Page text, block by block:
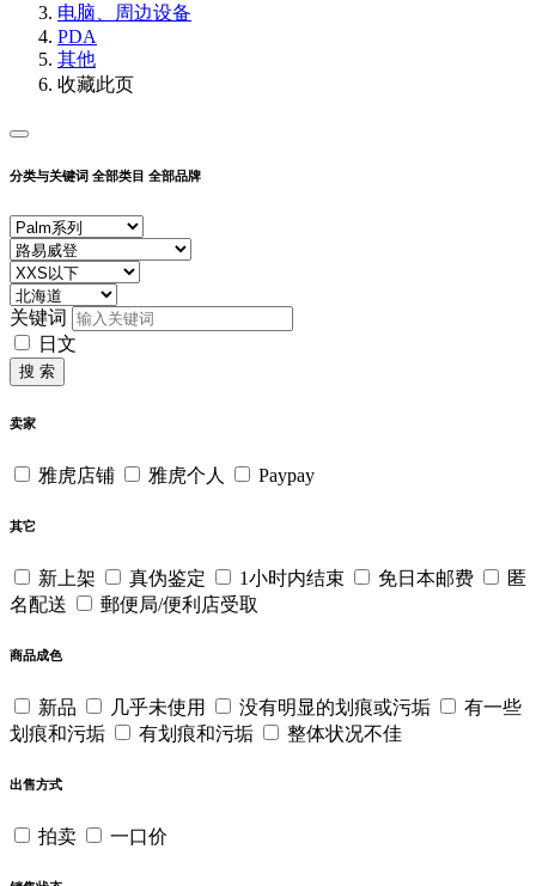
电脑、周边设备
PDA
其他
收藏此页
分类与关键词 全部类目 全部品牌
关键词
日文
搜 索
卖家
雅虎店铺 雅虎个人 Paypay
其它
新上架 真伪鉴定 1小时内结束 免日本邮费
匿
名配送
郵便局/便利店受取
商品成色
新品 几乎未使用 没有明显的划痕或污垢
有一些
划痕和污垢
有划痕和污垢 整体状况不佳
出售方式
拍卖 一口价